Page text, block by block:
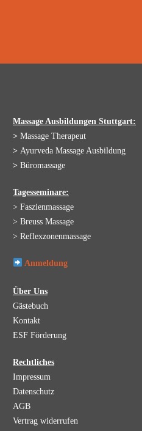
Massage Ausbildungen Stuttgart:
> Massage Therapeut
> Ayurveda Massage Ausbildung
> Büromassage
Tagesseminare:
> Faszienmassage
> Breuss Massage
> Reflexzonenmassage
Anmeldung
Über Uns
Gästebuch
Kontakt
ESF Förderung
Rechtliches
Impressum
Datenschutz
AGB
Vertrag widerrufen